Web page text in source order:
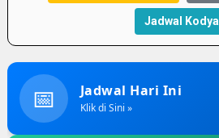
Jadwal Kodya
📅 Jadwal Hari Ini
Klik di Sini »